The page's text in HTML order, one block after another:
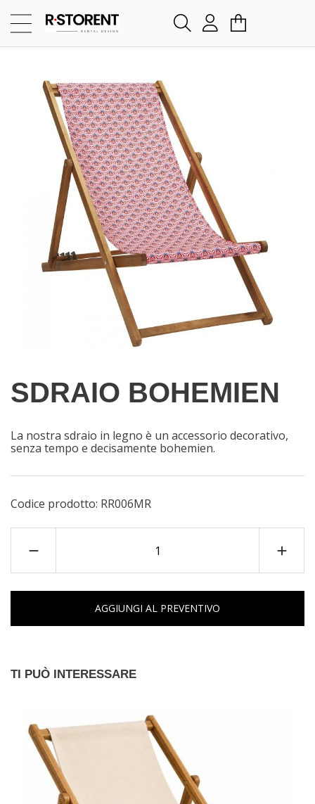
SDRAIO BOHEMIEN
La nostra sdraio in legno è un accessorio decorativo,
senza tempo e decisamente bohemien.
Codice prodotto: RR006MR
AGGIUNGI AL PREVENTIVO
TI PUÒ INTERESSARE